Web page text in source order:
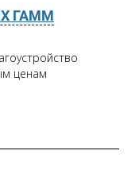
ГАММ
ценам